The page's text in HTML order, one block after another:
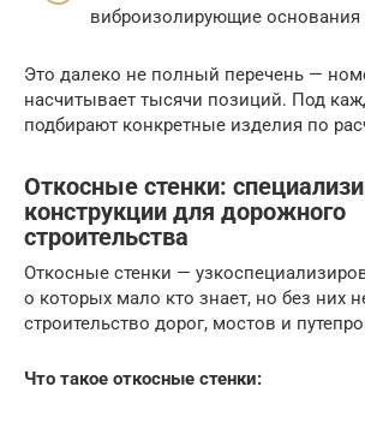
виброизолирующие основания
Это далеко не полный перечень —
насчитывает тысячи позиций. Под
подбирают конкретные изделия по
Откосные стенки:
конструкции для дорожного
строительства
Откосные стенки —
о которых мало кто знает, но без них
строительство дорог, мостов и
Что такое откосные стенки: